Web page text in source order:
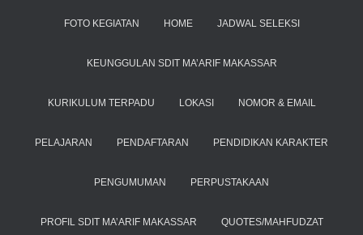
FOTO KEGIATAN HOME JADWAL SELEKSI
KEUNGGULAN SDIT MA’ARIF MAKASSAR
KURIKULUM TERPADU LOKASI NOMOR & EMAIL
PELAJARAN PENDAFTARAN PENDIDIKAN KARAKTER
PENGUMUMAN PERPUSTAKAAN
PROFIL SDIT MA’ARIF MAKASSAR QUOTES/MAHFUDZAT